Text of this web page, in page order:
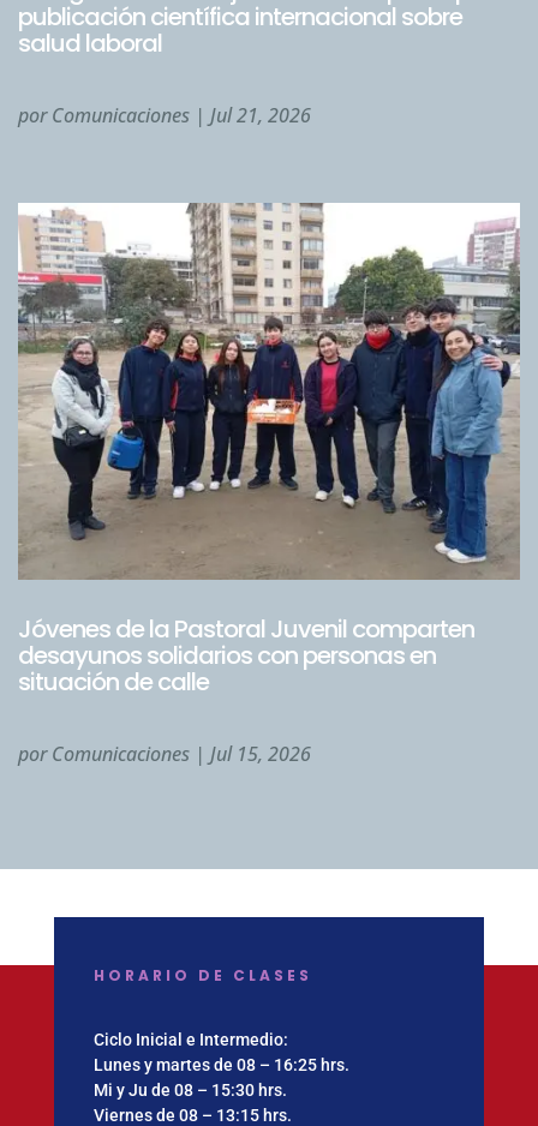
publicación científica internacional sobre
salud laboral
porComunicaciones | Jul 21, 2026
Jóvenes de la Pastoral Juvenil comparten
desayunos solidarios con personas en
situación de calle
porComunicaciones | Jul 15, 2026
HORARIO DE CLASES
Ciclo Inicial e Intermedio:
Lunes y martes de 08 – 16:25 hrs.
Mi y Ju de 08 – 15:30 hrs.
Viernes de 08 – 13:15 hrs.